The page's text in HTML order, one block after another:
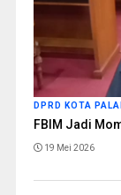
DPRD KOTA
FBIM Jadi
19 Mei 2026